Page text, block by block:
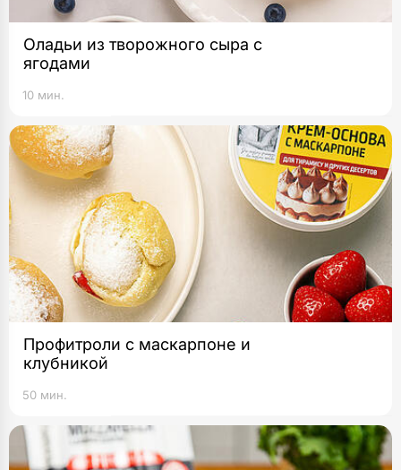
Оладьи из творожного сыра с
ягодами
10 мин.
Профитроли с маскарпоне и
клубникой
50 мин.